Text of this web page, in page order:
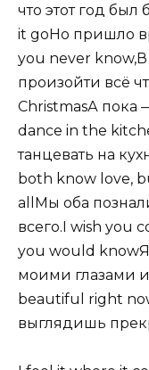
что этот год
it goНо пришло
you never
произойти всё
ChristmasА пока
dance in the
танцевать на
both know love,
allМы оба
всего.I wish you
you would knowЯ
моими глазами
beautiful right
выглядишь